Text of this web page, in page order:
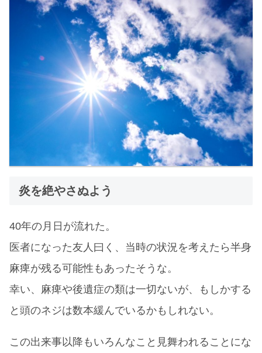
炎を絶やさぬよう
40年の月日が流れた。
医者になった友人曰く、当時の状況を考えたら半身
麻痺が残る可能性もあったそうな。
幸い、麻痺や後遺症の類は一切ないが、もしかする
と頭のネジは数本緩んでいるかもしれない。
この出来事以降もいろんなこと見舞われることにな